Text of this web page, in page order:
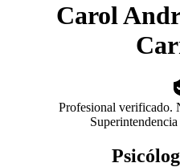
Carol
Profesional verificado.